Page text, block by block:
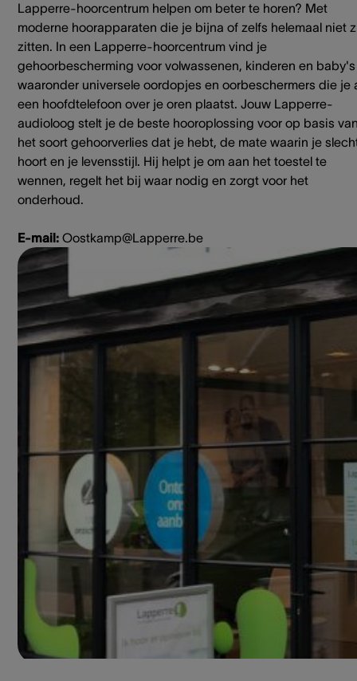
Lapperre-hoorcentrum helpen om beter te horen? Met
moderne hoorapparaten die je bijna of zelfs helemaal niet
zitten. In een Lapperre-hoorcentrum vind je
gehoorbescherming voor volwassenen, kinderen en baby's
waaronder universele oordopjes en oorbeschermers die je
een hoofdtelefoon over je oren plaatst. Jouw Lapperre-
audioloog stelt je de beste hooroplossing voor op basis
het soort gehoorverlies dat je hebt, de mate waarin je
hoort en je levensstijl. Hij helpt je om aan het toestel te
wennen, regelt het bij waar nodig en zorgt voor het
onderhoud.
E-mail: Oostkamp@Lapperre.be